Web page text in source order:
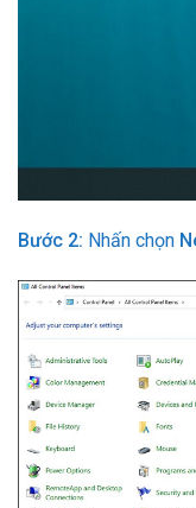
Bước 2: Nhấn chọn